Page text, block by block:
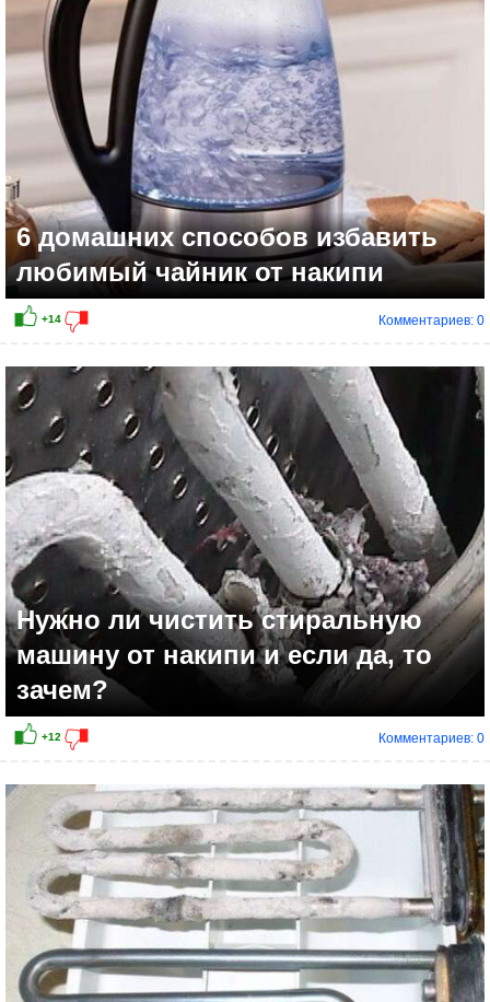
+7
6 домашних способов избавить
любимый чайник от накипи
Комментариев: 0
Нужно ли чистить стиральную
машину от накипи и если да, то
зачем?
Комментариев: 0